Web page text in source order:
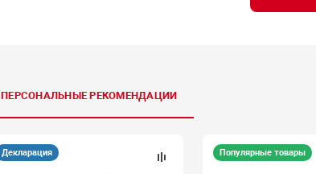
ПЕРСОНАЛЬНЫЕ РЕКОМЕНДАЦИИ
Декларация Популярные товары